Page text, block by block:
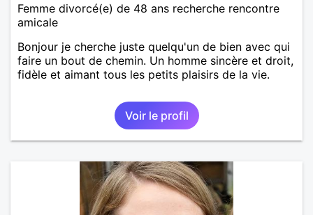
Femme divorcé(e) de 48 ans recherche rencontre
amicale
Bonjour je cherche juste quelqu'un de bien avec qui
faire un bout de chemin. Un homme sincère et droit,
fidèle et aimant tous les petits plaisirs de la vie.
Voir le profil